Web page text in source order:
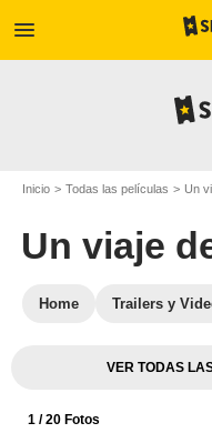
menu
Inicio Todas las películas Un
Un viaje
Home Trailers y
VER TODAS
1 / 20 Fotos